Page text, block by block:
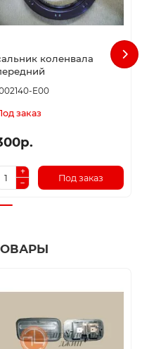
коленвала
E00
заказ
Под заказ